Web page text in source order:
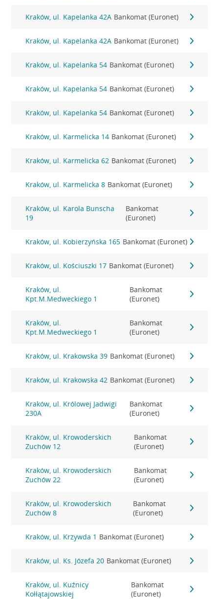
Kraków, ul. Kapelanka 42A Bankomat (Euronet)
Kraków, ul. Kapelanka 42A Bankomat (Euronet)
Kraków, ul. Kapelanka 54 Bankomat (Euronet)
Kraków, ul. Kapelanka 54 Bankomat (Euronet)
Kraków, ul. Kapelanka 54 Bankomat (Euronet)
Kraków, ul. Karmelicka 14 Bankomat (Euronet)
Kraków, ul. Karmelicka 62 Bankomat (Euronet)
Kraków, ul. Karmelicka 8 Bankomat (Euronet)
Kraków, ul. Karola Bunscha
19
Bankomat
(Euronet)
Kraków, ul. Kobierzyńska 165 Bankomat (Euronet)
Kraków, ul. Kościuszki 17 Bankomat (Euronet)
Kraków, ul.
Kpt.M.Medweckiego 1
Bankomat
(Euronet)
Kraków, ul.
Kpt.M.Medweckiego 1
Bankomat
(Euronet)
Kraków, ul. Krakowska 39 Bankomat (Euronet)
Kraków, ul. Krakowska 42 Bankomat (Euronet)
Kraków, ul. Królowej Jadwigi
230A
Bankomat
(Euronet)
Kraków, ul. Krowoderskich
Zuchów 12
Bankomat
(Euronet)
Kraków, ul. Krowoderskich
Zuchów 22
Bankomat
(Euronet)
Kraków, ul. Krowoderskich
Zuchów 8
Bankomat
(Euronet)
Kraków, ul. Krzywda 1 Bankomat (Euronet)
Kraków, ul. Ks. Józefa 20 Bankomat (Euronet)
Kraków, ul. Kuźnicy
Kołłątajowskiej
Bankomat
(Euronet)